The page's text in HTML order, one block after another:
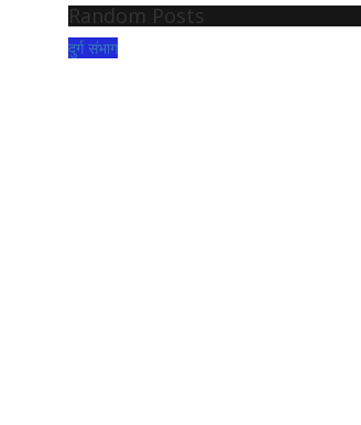
Random Posts
दुर्ग संभाग